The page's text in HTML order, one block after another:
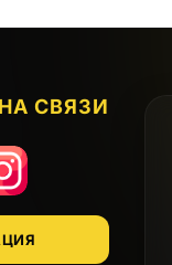
СВЯЗИ
Instagram